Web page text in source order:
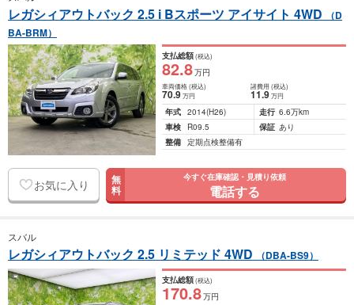
レガシィアウトバック 2.5 i Bスポーツ アイサイト 4WD
（D
BA-BRM）
支払総額(税込)
82.8万円
車両価格(税込)
70.9万円
諸費用 (税込)
11.9 万円
年式 2014(H26) 走行 6.6万km
車検
R09.5 保証 あり
整備 定期点検整備有
お気に入り 無
料
今すぐ在庫確認・見積り依頼
電話する
スバル
レガシィアウトバック 2.5 リミテッド 4WD （DBA-BS9）
支払総額(税込)
170.8万円